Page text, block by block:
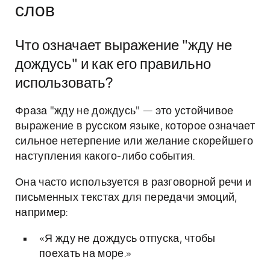
слов
Что означает выражение "жду не
дождусь" и как его правильно
использовать?
Фраза "жду не дождусь" — это устойчивое
выражение в русском языке, которое означает
сильное нетерпение или желание скорейшего
наступления какого-либо события.
Она часто используется в разговорной речи и
письменных текстах для передачи эмоций,
например:
«Я жду не дождусь отпуска, чтобы
поехать на море.»